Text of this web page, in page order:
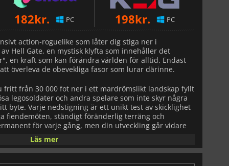
182kr. PC 198kr. PC
action-roguelike som låter dig stiga ner i
Hell Gate, en mystisk klyfta som innehåller det
en kraft som kan förändra världen för alltid. Endast
överleva de obevekliga fasor som lurar därinne.
fritt från 30 000 fot ner i ett mardrömslikt landskap fyllt
legosoldater och andra spelare som inte skyr några
byte. Varje nedstigning är ett unikt test av skicklighet
fiendemöten, ständigt föränderlig terräng och
för varje gång, men din utveckling går vidare
försök.
Använd två vapen samtidigt, byt taktik i farten
för att krossa fienderna. Varje vapen och
Läs mer